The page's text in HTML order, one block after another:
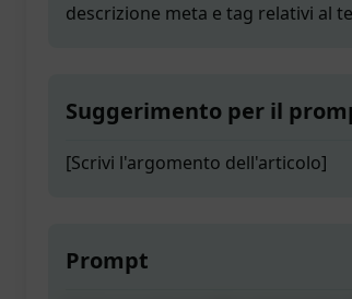
descrizione meta e tag relativi al
Suggerimento per il
[Scrivi l'argomento dell'articolo]
Prompt